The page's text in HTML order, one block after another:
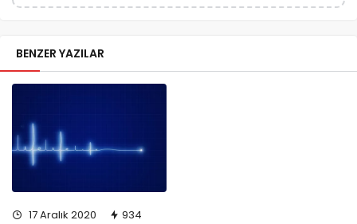
BENZER YAZILAR
17 Aralık 2020 934